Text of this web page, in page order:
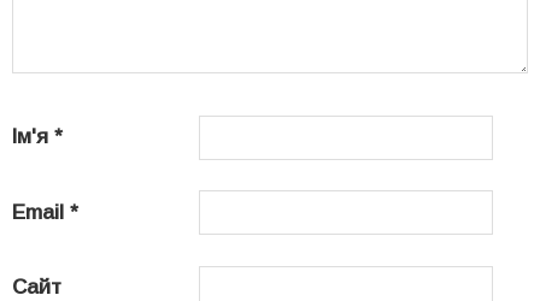
Ім'я *
Email *
Сайт